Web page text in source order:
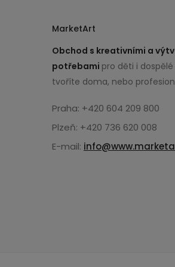
MarketArt
Obchod s kreativními a
potřebami pro děti i
tvoříte doma, nebo
Praha: +420 604 209 800
Plzeň: +420 736 620 008
E-mail: